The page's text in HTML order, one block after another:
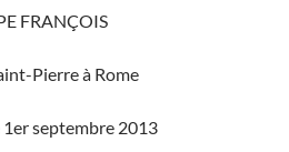
FRANÇOIS
Pierre à Rome
septembre 2013